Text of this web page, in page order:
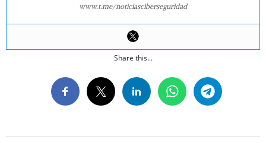
www.t.me/noticiasciberseguridad
Share this...